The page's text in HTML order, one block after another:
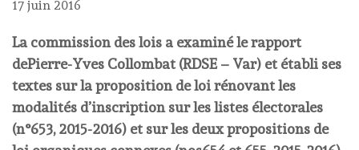
17 juin 2016
La commission des lois a examiné le rapport
dePierre-Yves Collombat (RDSE – Var) et établi ses
textes sur la proposition de loi rénovant les
modalités d’inscription sur les listes électorales
(n°653, 2015-2016) et sur les deux propositions de